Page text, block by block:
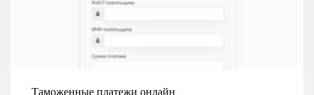
Таможенные платежи онлайн